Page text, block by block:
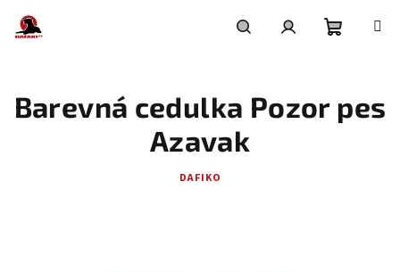
obsah
košík
Barevná cedulka Pozor pes
Azavak
DAFIKO